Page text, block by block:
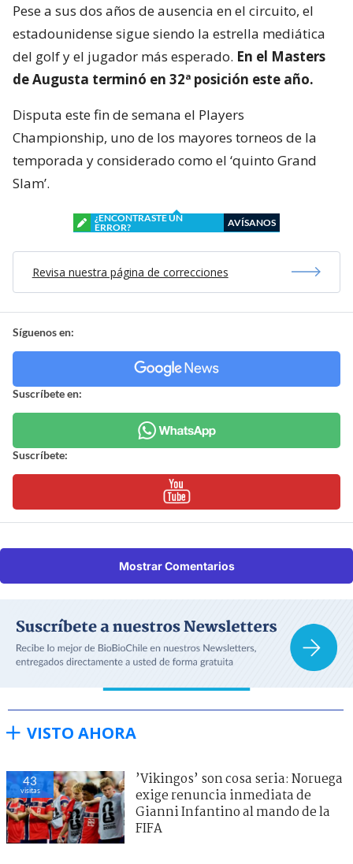
Pese a sus dos años de ausencia en el circuito, el
estadounidense sigue siendo la estrella mediática
del golf y el jugador más esperado. En el Masters
de Augusta terminó en 32ª posición este año.
Disputa este fin de semana el Players
Championship, uno de los mayores torneos de la
temporada y considerado como el ‘quinto Grand
Slam’.
¿ENCONTRASTE UN
ERROR?
AVÍSANOS
Revisa nuestra página de correcciones
Síguenos en:
Suscríbete en:
Suscríbete:
Mostrar Comentarios
VISTO AHORA
43
visitas
’Vikingos’ son cosa seria: Noruega
exige renuncia inmediata de
Gianni Infantino al mando de la
FIFA